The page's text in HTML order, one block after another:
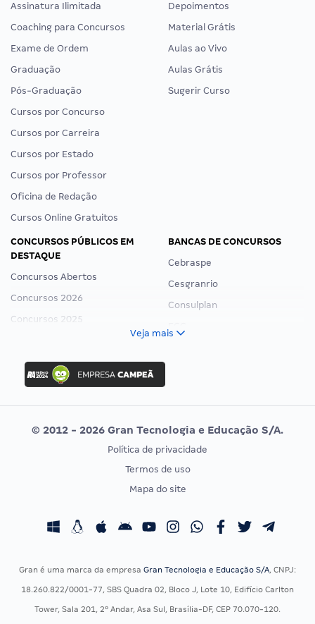
Assinatura Ilimitada
Coaching para Concursos
Exame de Ordem
Graduação
Pós-Graduação
Cursos por Concurso
Cursos por Carreira
Cursos por Estado
Cursos por Professor
Oficina de Redação
Cursos Online Gratuitos
Depoimentos
Material Grátis
Aulas ao Vivo
Aulas Grátis
Sugerir Curso
CONCURSOS PÚBLICOS EM
DESTAQUE
Concursos Abertos
Concursos 2026
Concursos 2025
Concurso Ibama
Concurso MPU
Editais publicados
BANCAS DE CONCURSOS
Cebraspe
Cesgranrio
Consulplan
Vunesp
CONCURSOS POR PROFISSÃO
Concursos Fiscais
Concursos Saúde
EXAME DE ORDEM
Calendário OAB
Veja mais
© 2012 - 2026 Gran Tecnologia e Educação S/A.
Política de privacidade
Termos de uso
Mapa do site
Gran é uma marca da empresa Gran Tecnologia e Educação S/A, CNPJ:
18.260.822/0001-77, SBS Quadra 02, Bloco J, Lote 10, Edifício Carlton
Tower, Sala 201, 2º Andar, Asa Sul, Brasília-DF, CEP 70.070-120.